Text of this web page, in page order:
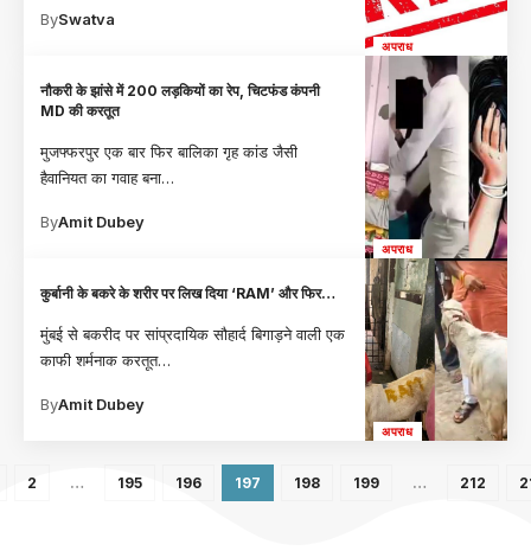
अपराध
BySwatva
अपराध
नौकरी के झांसे में 200 ल​ड़कियों का रेप, चिटफंड कंपनी
MD की करतूत
मुजफ्फरपुर एक बार फिर बालिका गृह कांड जैसी
हैवानियत का गवाह बना…
ByAmit Dubey
अपराध
कुर्बानी के बकरे के शरीर पर लिख दिया ‘RAM’ और फिर…
मुंबई से बकरीद पर सांप्रदायिक सौहार्द बिगाड़ने वाली एक
काफी शर्मनाक करतूत…
ByAmit Dubey
2 … 195 196 197 198 199 … 212